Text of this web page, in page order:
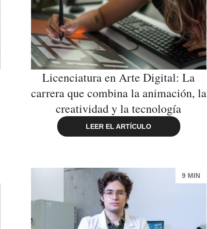
Licenciatura en Arte Digital: La
carrera que combina la animación, la
creatividad y la tecnología
LEER EL ARTÍCULO
9 MIN